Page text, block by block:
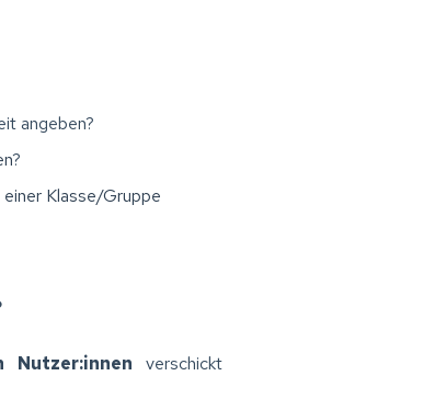
angeben?
?
Klasse/Gruppe
Nutzer:innen verschickt